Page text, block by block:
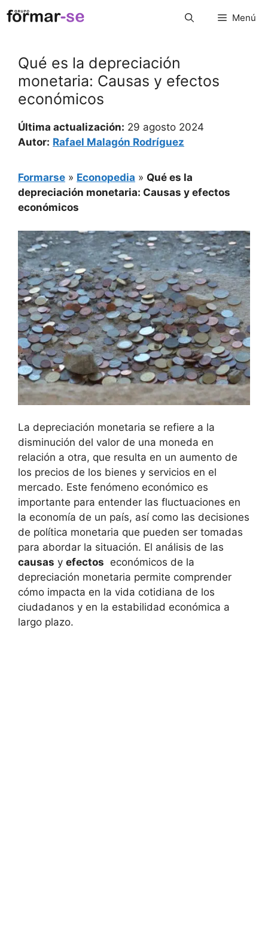
Saltar
al
Menú
Qué es la depreciación
monetaria: Causas y efectos
económicos
Última actualización: 29 agosto 2024
Autor: Rafael Malagón Rodríguez
Formarse » Econopedia » Qué es la
depreciación monetaria: Causas y efectos
económicos
La depreciación monetaria se refiere⁤ a la
disminución del ‌valor de⁢ una moneda en
relación⁣ a otra, que resulta en un aumento de
los precios ⁣de los⁤ bienes y ‍servicios en el
mercado. Este⁢ fenómeno económico es
importante para entender las fluctuaciones en
la⁤ economía de un país, así ⁢como las decisiones
⁣de política monetaria que pueden ser tomadas
para ​abordar ⁣la ⁢situación. El análisis‌ de las​
causas y efectos ⁢ económicos de la
depreciación monetaria permite comprender
cómo⁢ impacta⁣ en la vida​ cotidiana de los‌
ciudadanos​ y ‌en la estabilidad económica a
largo plazo.